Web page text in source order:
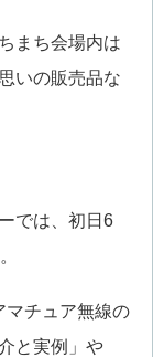
まち会場内は
いの販売品な
では、初日6
マチュア無線の
と実例」や